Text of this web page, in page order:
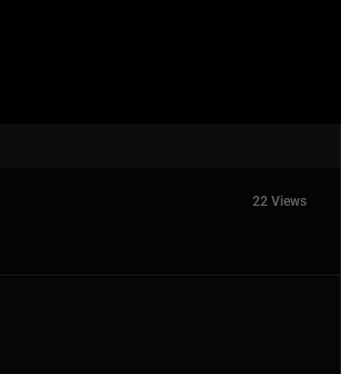
22 Views